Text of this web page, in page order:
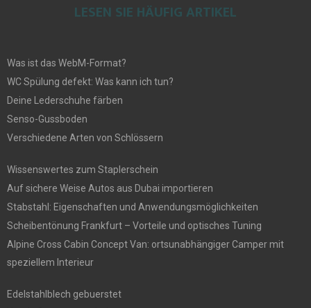
LESEN SIE HÄUFIG ARTIKEL
Was ist das WebM-Format?
WC Spülung defekt: Was kann ich tun?
Deine Lederschuhe färben
Senso-Gussboden
Verschiedene Arten von Schlössern
Wissenswertes zum Staplerschein
Auf sichere Weise Autos aus Dubai importieren
Stabstahl: Eigenschaften und Anwendungsmöglichkeiten
Scheibentönung Frankfurt – Vorteile und optisches Tuning
Alpine Cross Cabin Concept Van: ortsunabhängiger Camper mit
speziellem Interieur
Edelstahlblech gebuerstet